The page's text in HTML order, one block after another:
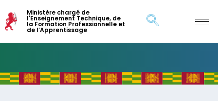
Ministère chargé de
l'Enseignement Technique, de
la Formation Professionnelle et
de l’Apprentissage